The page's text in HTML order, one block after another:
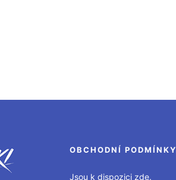
OBCHODNÍ PODMÍNKY
Jsou k dispozici zde.